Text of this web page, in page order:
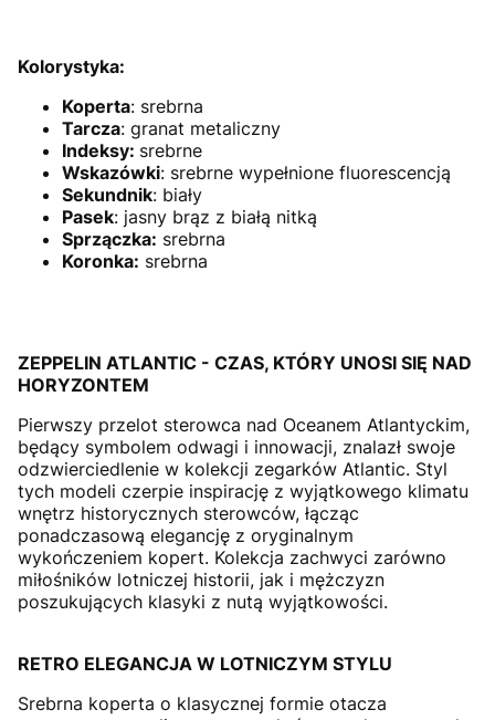
Kolorystyka:
Koperta: srebrna
Tarcza: granat metaliczny
Indeksy: srebrne
Wskazówki: srebrne wypełnione fluorescencją
Sekundnik: biały
Pasek: jasny brąz z białą nitką
Sprzączka: srebrna
Koronka: srebrna
ZEPPELIN ATLANTIC - CZAS, KTÓRY UNOSI SIĘ NAD
HORYZONTEM
Pierwszy przelot sterowca nad Oceanem Atlantyckim,
będący symbolem odwagi i innowacji, znalazł swoje
odzwierciedlenie w kolekcji zegarków Atlantic. Styl
tych modeli czerpie inspirację z wyjątkowego klimatu
wnętrz historycznych sterowców, łącząc
ponadczasową elegancję z oryginalnym
wykończeniem kopert. Kolekcja zachwyci zarówno
miłośników lotniczej historii, jak i mężczyzn
poszukujących klasyki z nutą wyjątkowości.
RETRO ELEGANCJA W LOTNICZYM STYLU
Srebrna koperta o klasycznej formie otacza